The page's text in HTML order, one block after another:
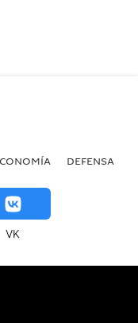
DEFENSA
VK